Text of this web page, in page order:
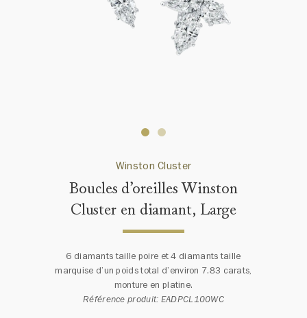
Winston Cluster
Boucles d’oreilles Winston
Cluster en diamant, Large
6 diamants taille poire et 4 diamants taille
marquise d’un poids total d’environ 7.83 carats,
monture en platine.
Référence produit: EADPCL100WC